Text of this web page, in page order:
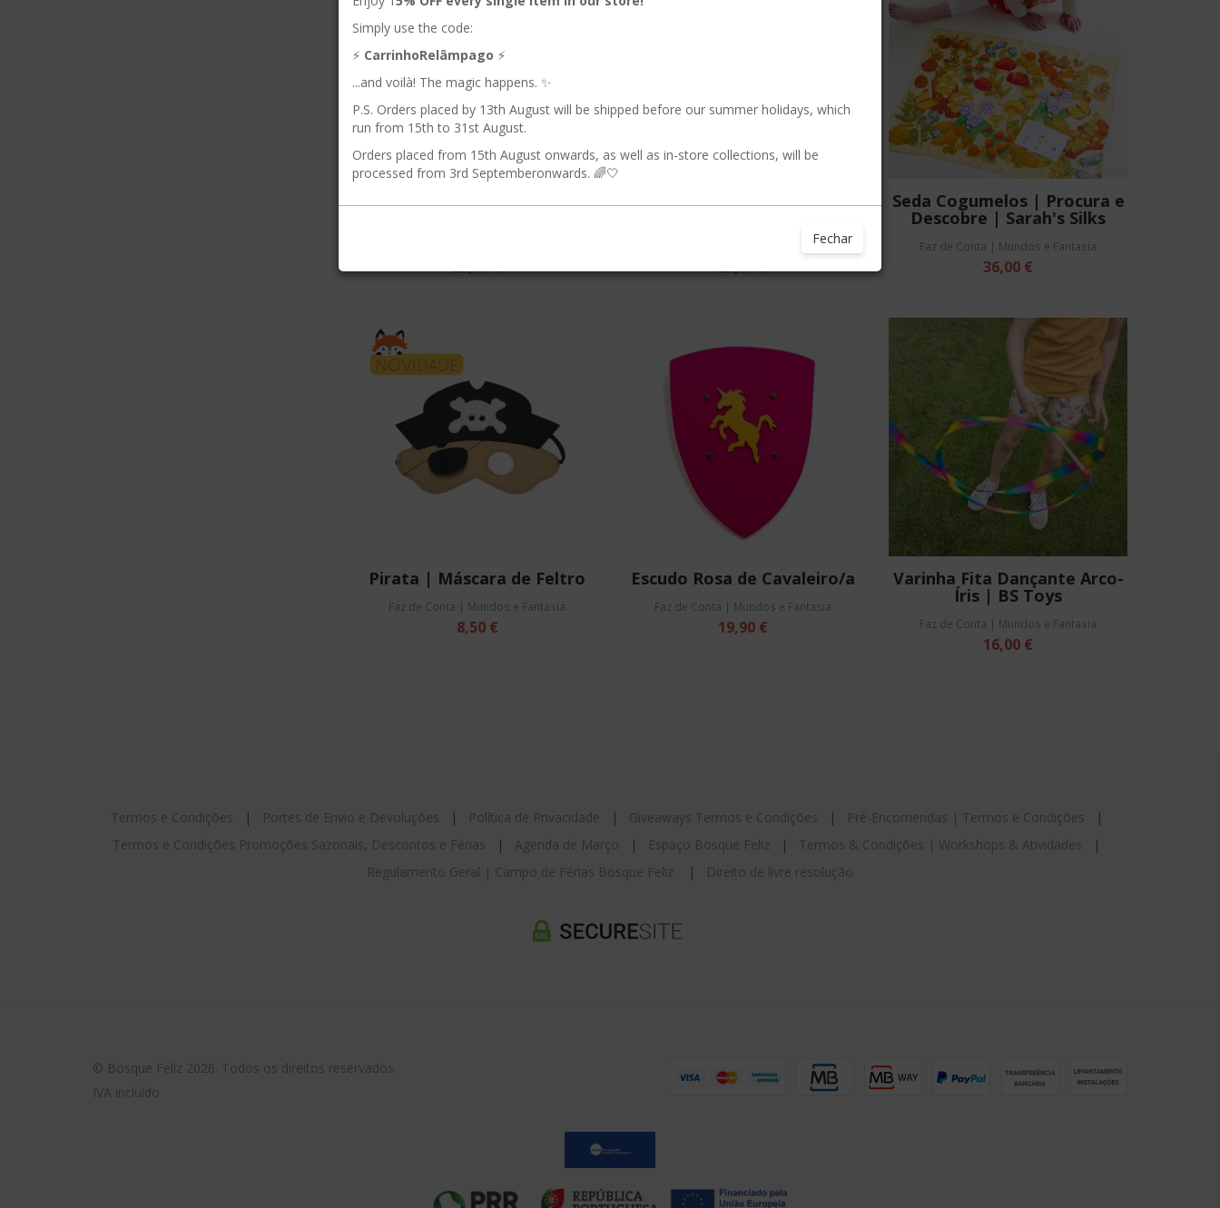
Orelhas de Tigre | Sarah's
28,00 €
Orelhas de Dragão | Sarah's
Faz de Conta | Mundos e Fantasia
28,00 €
Seda Cogumelos | Procura e
Descobre | Sarah's Silks
Faz de Conta | Mundos e Fantasia
36,00 €
NOVIDADE
Pirata | Máscara de Feltro
Faz de Conta | Mundos e Fantasia
8,50 €
Escudo Rosa de Cavaleiro/a
Faz de Conta | Mundos e Fantasia
19,90 €
Varinha Fita Dançante Arco-
Íris | BS Toys
Faz de Conta | Mundos e Fantasia
16,00 €
Termos e Condições | Portes de Envio e Devoluções | Política de Privacidade | Giveaways Termos e Condições | Pré-Encomendas | Termos e Condições |
Termos e Condições Promoções Sazonais, Descontos e Férias | Agenda de Março | Espaço Bosque Feliz | Termos & Condições | Workshops & Atividades |
Regulamento Geral | Campo de Férias Bosque Feliz
| Direito de livre resolução
© Bosque Feliz 2026. Todos os direitos reservados.
IVA incluído
Simply use the code:
⚡️ CarrinhoRelâmpago ⚡️
...and voilà! The magic happens. ✨
P.S. Orders placed by 13th August will be shipped before our summer holidays, which
run from 15th to 31st August.
Orders placed from 15th August onwards, as well as in-store collections, will be
processed from 3rd Septemberonwards. 🌈🤍
Fechar